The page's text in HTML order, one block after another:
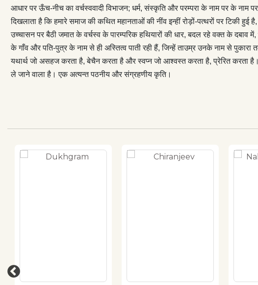
यथार्थ और स्वप्न एक-दूसरे से
है और स्वप्न जो आश्वस्त करता
अंकन नहीं करता बल्कि उन
भविष्य तक ले जाने वाला है।
आधार पर ऊँच-नीच का वर्चस्ववादी विभाजन; धर्म, संस्कृति और परम्परा के नाम पर के नाम
दिखलाता है कि हमारे समाज की कथित महानताओं की नींव इन्हीं रोड़ों-पत्थरों पर
उच्चासन पर बैठी जमात के वर्चस्व के पारम्परिक हथियारों की धार, बदल रहे वक्त के
के गाँव और पति-पुत्र के नाम से ही अस्तित्व पाती रही हैं, जिन्हें ताउम्र उनके नाम से
यथार्थ जो असहज करता है, बेचैन करता है और स्वप्न जो आश्वस्त करता है, प्रेरित करता है।
ले जाने वाला है। एक अत्यन्त पठनीय और संग्रहणीय कृति।